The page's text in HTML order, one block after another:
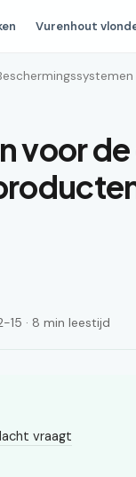
Vurenhout
voor
· 8 min leestijd
vraagt